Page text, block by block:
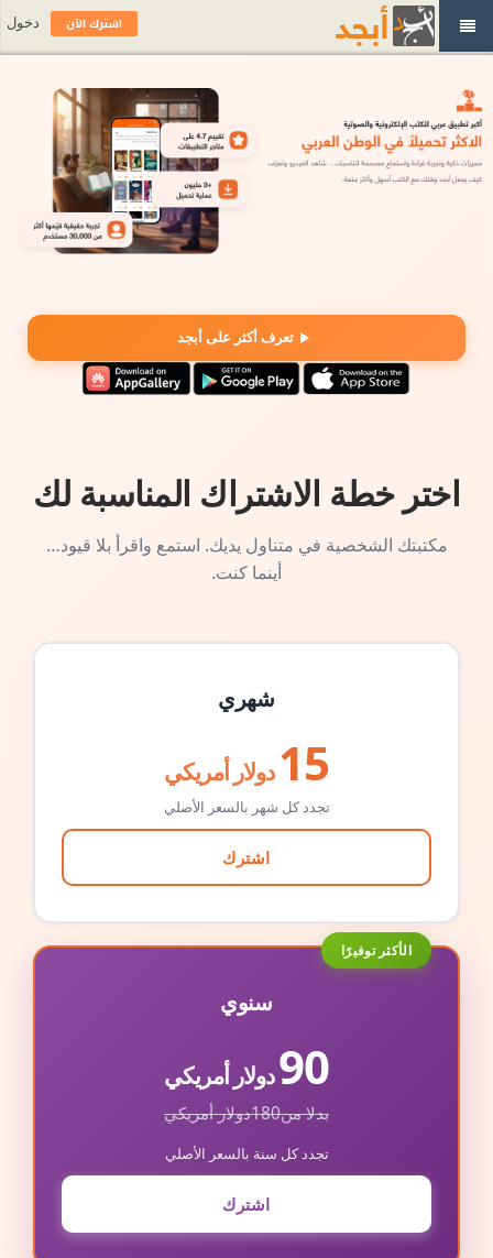
تعرف أكثر على أبجد
اختر خطة الاشتراك المناسبة لك
مكتبتك الشخصية في متناول يديك. استمع واقرأ بلا قيود…
أينما كنت.
شهري
15 دولار أمريكي
تجدد كل شهر بالسعر الأصلي
اشترك
الأكثر توفيرًا
سنوي
90دولار أمريكي
بدلا من180دولار أمريكي
تجدد كل سنة بالسعر الأصلي
اشترك
اشترك الآن دخول